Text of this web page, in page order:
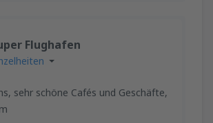
Flughafen
sehr schöne Cafés und Geschäfte,